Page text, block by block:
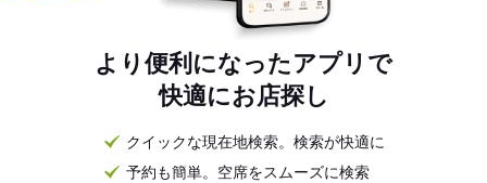
より便利になったアプリで
快適にお店探し
クイックな現在地検索。検索が快適に
予約も簡単。空席をスムーズに検索